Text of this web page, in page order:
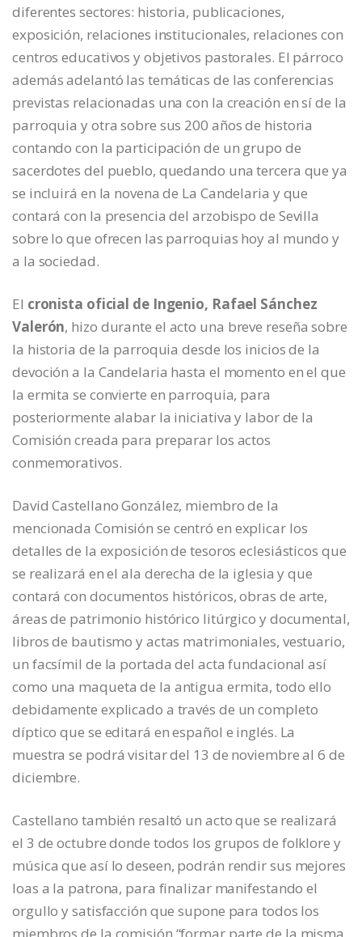
diferentes sectores: historia, publicaciones,
exposición, relaciones institucionales, relaciones con
centros educativos y objetivos pastorales. El párroco
además adelantó las temáticas de las conferencias
previstas relacionadas una con la creación en sí de la
parroquia y otra sobre sus 200 años de historia
contando con la participación de un grupo de
sacerdotes del pueblo, quedando una tercera que ya
se incluirá en la novena de La Candelaria y que
contará con la presencia del arzobispo de Sevilla
sobre lo que ofrecen las parroquias hoy al mundo y
a la sociedad.
El cronista oficial de Ingenio, Rafael Sánchez
Valerón, hizo durante el acto una breve reseña sobre
la historia de la parroquia desde los inicios de la
devoción a la Candelaria hasta el momento en el que
la ermita se convierte en parroquia, para
posteriormente alabar la iniciativa y labor de la
Comisión creada para preparar los actos
conmemorativos.
David Castellano González, miembro de la
mencionada Comisión se centró en explicar los
detalles de la exposición de tesoros eclesiásticos que
se realizará en el ala derecha de la iglesia y que
contará con documentos históricos, obras de arte,
áreas de patrimonio histórico litúrgico y documental,
libros de bautismo y actas matrimoniales, vestuario,
un facsímil de la portada del acta fundacional así
como una maqueta de la antigua ermita, todo ello
debidamente explicado a través de un completo
díptico que se editará en español e inglés. La
muestra se podrá visitar del 13 de noviembre al 6 de
diciembre.
Castellano también resaltó un acto que se realizará
el 3 de octubre donde todos los grupos de folklore y
música que así lo deseen, podrán rendir sus mejores
loas a la patrona, para finalizar manifestando el
orgullo y satisfacción que supone para todos los